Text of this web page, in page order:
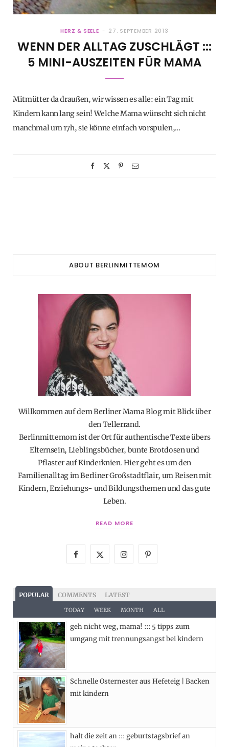
HERZ & SEELE 27. SEPTEMBER 2013
WENN DER ALLTAG ZUSCHLÄGT :::
5 MINI-AUSZEITEN FÜR MAMA
Mitmütter da draußen, wir wissen es alle: ein Tag mit
Kindern kann lang sein! Welche Mama wünscht sich nicht
manchmal um 17h, sie könne einfach vorspulen,…
ABOUT BERLINMITTEMOM
Willkommen auf dem Berliner Mama Blog mit Blick über
den Tellerrand.
Berlinmittemom ist der Ort für authentische Texte übers
Elternsein, Lieblingsbücher, bunte Brotdosen und
Pflaster auf Kinderknien. Hier geht es um den
Familienalltag im Berliner Großstadtflair, um Reisen mit
Kindern, Erziehungs- und Bildungsthemen und das gute
Leben.
READ MORE
c
e
b
k
T
w
i
e
I
s
t
a
a
P
e
s
POPULAR COMMENTS LATEST
TODAY WEEK MONTH ALL
geh nicht weg, mama! ::: 5 tipps zum
umgang mit trennungsangst bei kindern
Schnelle Osternester aus Hefeteig | Backen
mit kindern
halt die zeit an ::: geburtstagsbrief an